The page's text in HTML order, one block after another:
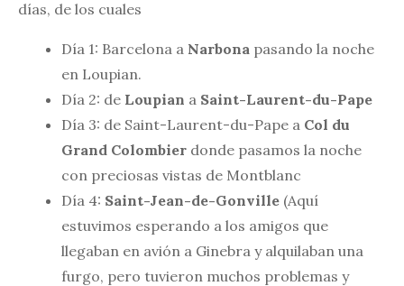
días, de los cuales
Día 1: Barcelona a Narbona pasando la noche
en Loupian.
Día 2: de Loupian a Saint-Laurent-du-Pape
Día 3: de Saint-Laurent-du-Pape a Col du
Grand Colombier donde pasamos la noche
con preciosas vistas de Montblanc
Día 4: Saint-Jean-de-Gonville (Aquí
estuvimos esperando a los amigos que
llegaban en avión a Ginebra y alquilaban una
furgo, pero tuvieron muchos problemas y